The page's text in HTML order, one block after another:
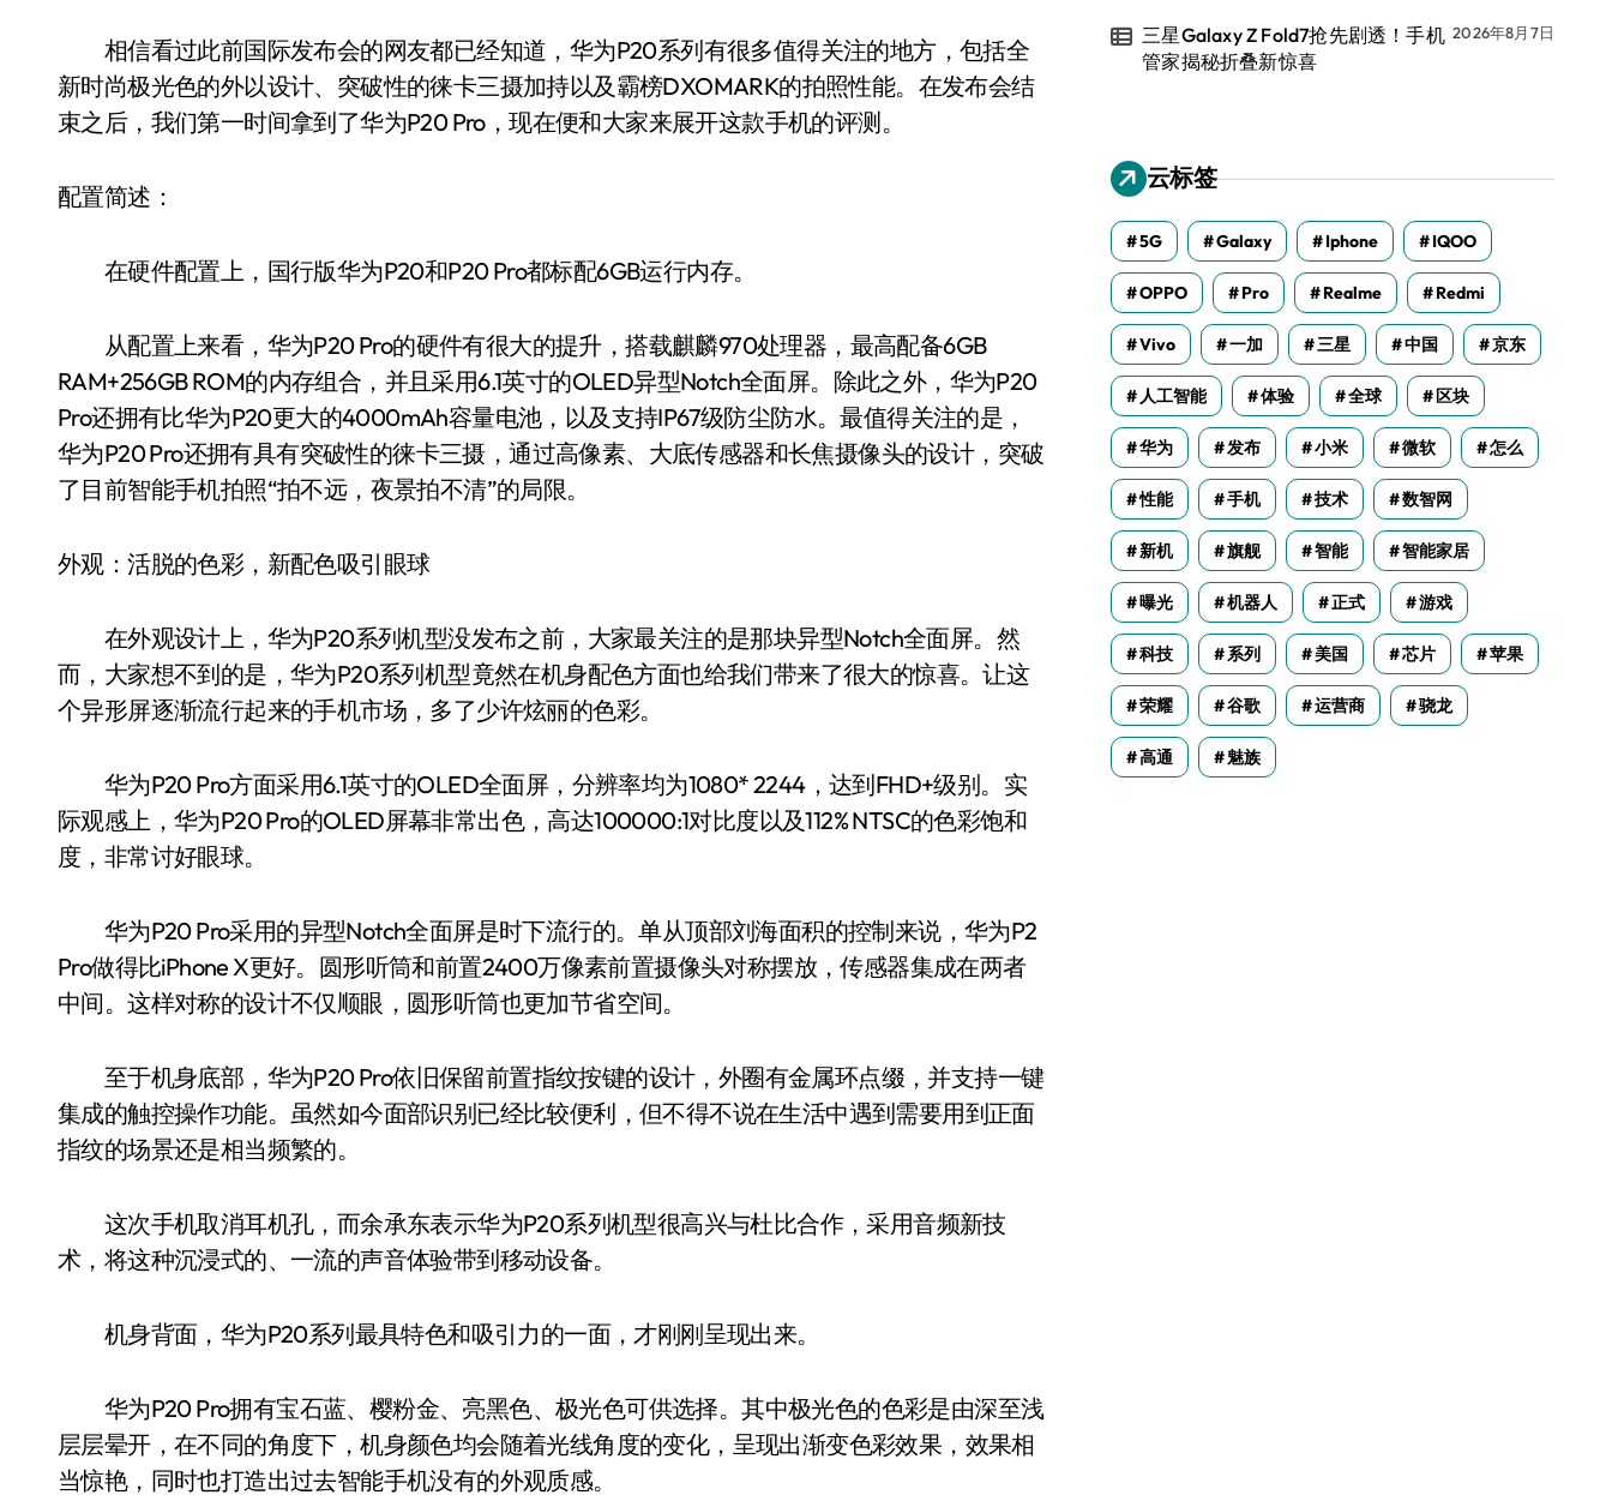
相信看过此前国际发布会的网友都已经知道，华为P20系列有很多值得关注的地方，包括全
新时尚极光色的外以设计、突破性的徕卡三摄加持以及霸榜DXOMARK的拍照性能。在发布会结
束之后，我们第一时间拿到了华为P20 Pro，现在便和大家来展开这款手机的评测。
配置简述：
在硬件配置上，国行版华为P20和P20 Pro都标配6GB运行内存。
从配置上来看，华为P20 Pro的硬件有很大的提升，搭载麒麟970处理器，最高配备6GB
RAM+256GB ROM的内存组合，并且采用6.1英寸的OLED异型Notch全面屏。除此之外，华为P20
Pro还拥有比华为P20更大的4000mAh容量电池，以及支持IP67级防尘防水。最值得关注的是，
华为P20 Pro还拥有具有突破性的徕卡三摄，通过高像素、大底传感器和长焦摄像头的设计，突破
了目前智能手机拍照“拍不远，夜景拍不清”的局限。
外观：活脱的色彩，新配色吸引眼球
在外观设计上，华为P20系列机型没发布之前，大家最关注的是那块异型Notch全面屏。然
而，大家想不到的是，华为P20系列机型竟然在机身配色方面也给我们带来了很大的惊喜。让这
个异形屏逐渐流行起来的手机市场，多了少许炫丽的色彩。
华为P20 Pro方面采用6.1英寸的OLED全面屏，分辨率均为1080* 2244，达到FHD+级别。实
际观感上，华为P20 Pro的OLED屏幕非常出色，高达100000:1对比度以及112% NTSC的色彩饱和
度，非常讨好眼球。
华为P20 Pro采用的异型Notch全面屏是时下流行的。单从顶部刘海面积的控制来说，华为P2
Pro做得比iPhone X更好。圆形听筒和前置2400万像素前置摄像头对称摆放，传感器集成在两者
中间。这样对称的设计不仅顺眼，圆形听筒也更加节省空间。
至于机身底部，华为P20 Pro依旧保留前置指纹按键的设计，外圈有金属环点缀，并支持一键
集成的触控操作功能。虽然如今面部识别已经比较便利，但不得不说在生活中遇到需要用到正面
指纹的场景还是相当频繁的。
这次手机取消耳机孔，而余承东表示华为P20系列机型很高兴与杜比合作，采用音频新技
术，将这种沉浸式的、一流的声音体验带到移动设备。
机身背面，华为P20系列最具特色和吸引力的一面，才刚刚呈现出来。
华为P20 Pro拥有宝石蓝、樱粉金、亮黑色、极光色可供选择。其中极光色的色彩是由深至浅
层层晕开，在不同的角度下，机身颜色均会随着光线角度的变化，呈现出渐变色彩效果，效果相
当惊艳，同时也打造出过去智能手机没有的外观质感。
三星Galaxy Z Fold7抢先剧透！手机
管家揭秘折叠新惊喜
2026年8月7日
云标签
5G Galaxy Iphone IQOO
OPPO Pro Realme Redmi
Vivo 一加 三星 中国 京东
人工智能 体验 全球 区块
华为 发布 小米 微软 怎么
性能 手机 技术 数智网
新机 旗舰 智能 智能家居
曝光 机器人 正式 游戏
科技 系列 美国 芯片 苹果
荣耀 谷歌 运营商 骁龙
高通 魅族